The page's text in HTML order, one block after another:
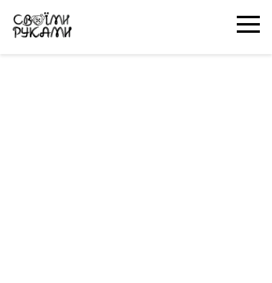
контенту